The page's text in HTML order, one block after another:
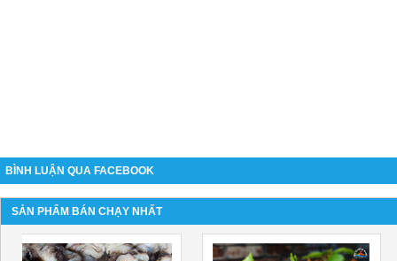
BÌNH LUẬN QUA FACEBOOK
SẢN PHẨM BÁN CHẠY NHẤT